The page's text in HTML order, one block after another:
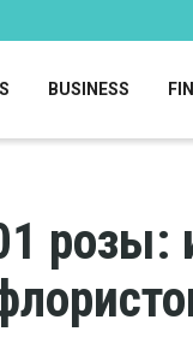
BUSINESS
розы: